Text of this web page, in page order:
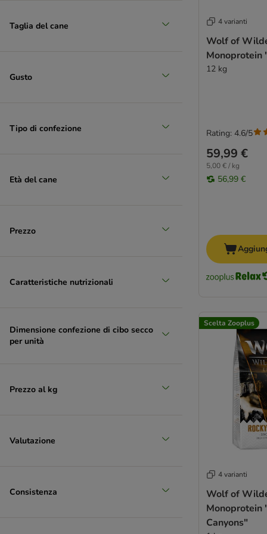
Libra
MAGNUSSONS
mera
Crocchette per cani 20 kg
Nutriplus
Optimanova
Perfect Fit
Pitti Boris
PURINA ONE
PURINA Dog Chow
Rosie's Farm
Taglia del cane
Gusto
Tipo di confezione
Età del cane
Prezzo
Caratteristiche nutrizionali
Dimensione confezione di cibo secco
per unità
Prezzo al kg
Valutazione
Consistenza
4 varianti
Wolf of
Monoprotein
12 kg
59,99 €
5,00 € / kg
56,99 €
Rating: 4.6/5
Scelta Zooplus
4 varianti
Wolf of
Monoprotein
Canyons"